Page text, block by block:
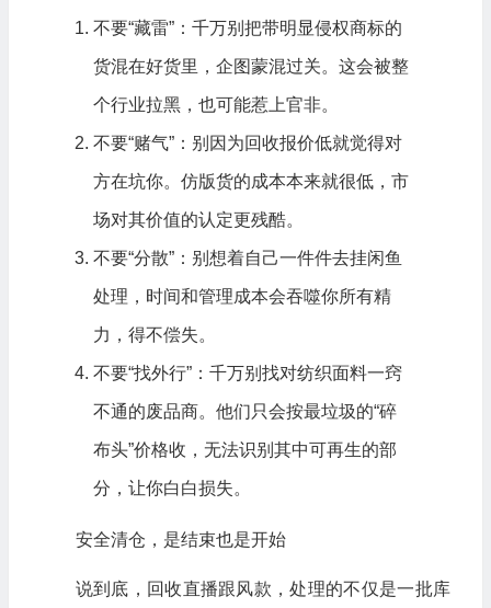
不要“藏雷”：千万别把带明显侵权商标的
货混在好货里，企图蒙混过关。这会被整
个行业拉黑，也可能惹上官非。
不要“赌气”：别因为回收报价低就觉得对
方在坑你。仿版货的成本本来就很低，市
场对其价值的认定更残酷。
不要“分散”：别想着自己一件件去挂闲鱼
处理，时间和管理成本会吞噬你所有精
力，得不偿失。
不要“找外行”：千万别找对纺织面料一窍
不通的废品商。他们只会按最垃圾的“碎
布头”价格收，无法识别其中可再生的部
分，让你白白损失。
安全清仓，是结束也是开始
说到底，回收直播跟风款，处理的不仅是一批库